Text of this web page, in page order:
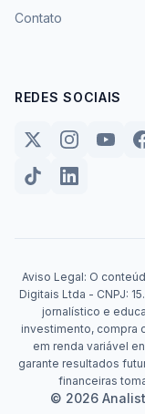
Contato
REDES SOCIAIS
Aviso Legal: O
Digitais Ltda - CNPJ:
jornalístico e
investimento, compra
em renda variável
garante resultados
financeiras
© 2026